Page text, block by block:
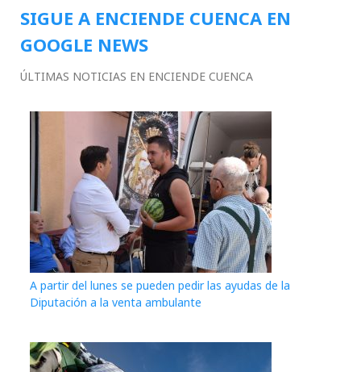
SIGUE A ENCIENDE CUENCA EN
GOOGLE NEWS
ÚLTIMAS NOTICIAS EN ENCIENDE CUENCA
A partir del lunes se pueden pedir las ayudas de la
Diputación a la venta ambulante